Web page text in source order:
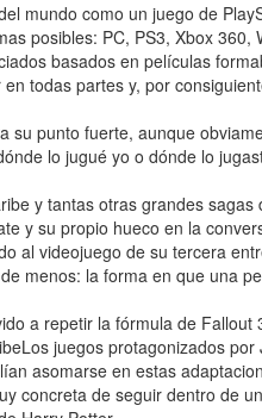
mundo como un juego de
posibles: PC, PS3, Xbox
basados en películas
todas partes y, por
su punto fuerte, aunque
lo jugué yo o dónde lo
y tantas otras grandes
y su propio hueco en la
al videojuego de su tercera
menos: la forma en que una
a repetir la fórmula de
juegos protagonizados
asomarse en estas
concreta de seguir dentro de